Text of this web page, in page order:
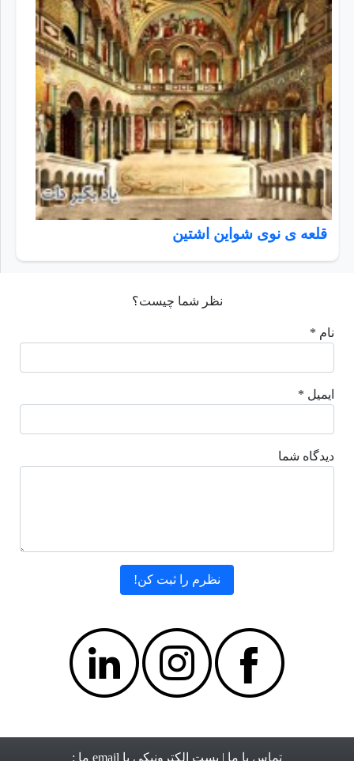
قلعه ی نوی شواین اشتین
نظر شما چیست؟
نام *
ایمیل *
دیدگاه شما
تماس با ما | پست الکترونیکی یا email ما :